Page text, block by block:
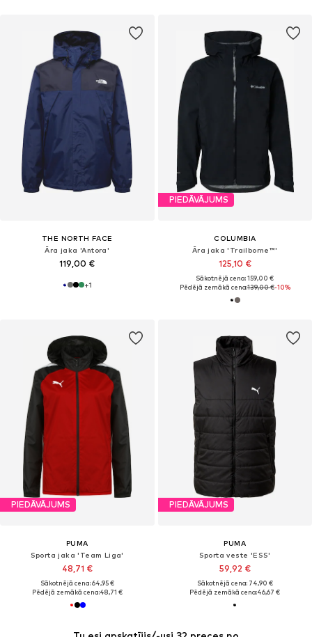
THE NORTH FACE
Āra jaka 'Antora'
119,00 €
+1
PIEDĀVĀJUMS
COLUMBIA
Āra jaka 'Trailborne™'
125,10 €
Sākotnējā cena: 159,00 €
Pēdējā zemākā cena:139,00 €-10%
PIEDĀVĀJUMS
PUMA
Sporta jaka 'Team Liga'
48,71 €
Sākotnējā cena: 64,95 €
Pēdējā zemākā cena:48,71 €
PIEDĀVĀJUMS
PUMA
Sporta veste 'ESS'
59,92 €
Sākotnējā cena: 74,90 €
Pēdējā zemākā cena:46,67 €